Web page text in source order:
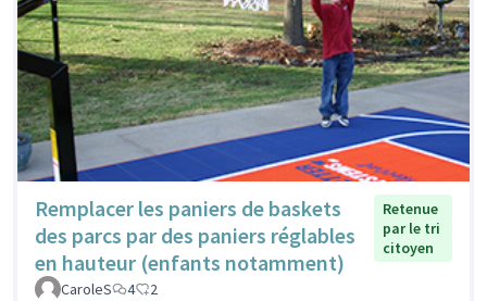
Remplacer les paniers de baskets
des parcs par des paniers réglables
en hauteur (enfants notamment)
Retenue
par le tri
citoyen
CaroleS 4 2